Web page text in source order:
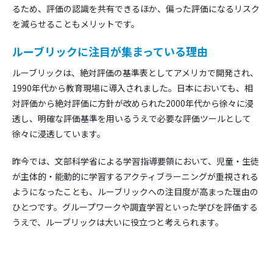
るため、評価の認識を共有できるほか、偏った評価になるリスク
を減らせることもメリットです。
ルーブリックに注目が集まっている理由
ルーブリックは、絶対評価の基準表としてアメリカで開発され、
1990年代から教育現場に導入されました。日本においても、相
対評価から絶対評価に方針が改められた2000年代から徐々に浸
透し、明確な評価基準を用いるうえで必要な評価ツールとして
徐々に浸透しています。
昨今では、文部科学省による学習指導要領において、児童・生徒
が主体的・能動的に学習するアクティブラーニングが重視される
ようになったことも、ルーブリックへの注目度が高まった理由の
ひとつです。グループワークや調査学習といった学びを評価する
うえで、ルーブリックは大いに役立つと考えられます。